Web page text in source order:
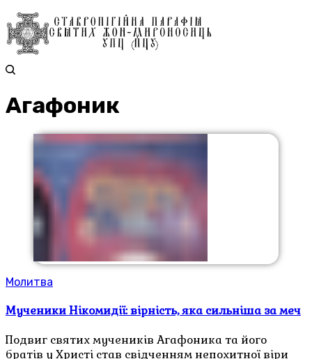
Агафоник
Молитва
Мученики Нікомидії: вірність, яка сильніша за меч
Подвиг святих мучеників Агафоника та його
братів у Христі став свідченням непохитної віри